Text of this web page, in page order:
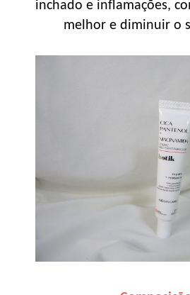
inchado e inflamações,
melhor e diminuir o